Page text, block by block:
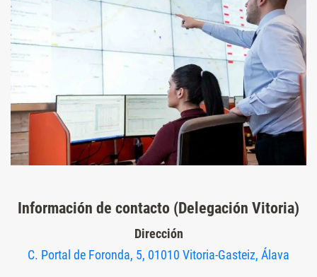
Información de contacto (Delegación Vitoria)
Dirección
C. Portal de Foronda, 5, 01010 Vitoria-Gasteiz, Álava